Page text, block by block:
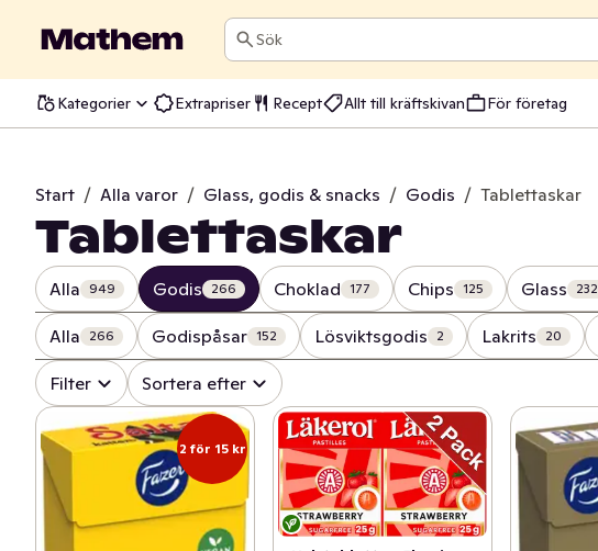
Sök
Kategorier Extrapriser Recept Allt till kräftskivan För företag
Start / Alla varor / Glass, godis & snacks / Godis / Tablettaskar
Tablettaskar
Alla 949 Godis 266 Choklad 177 Chips 125 Glass 232
Alla 266 Godispåsar 152 Lösviktsgodis 2 Lakrits 20
Filter Sortera efter
2 för 15 kr